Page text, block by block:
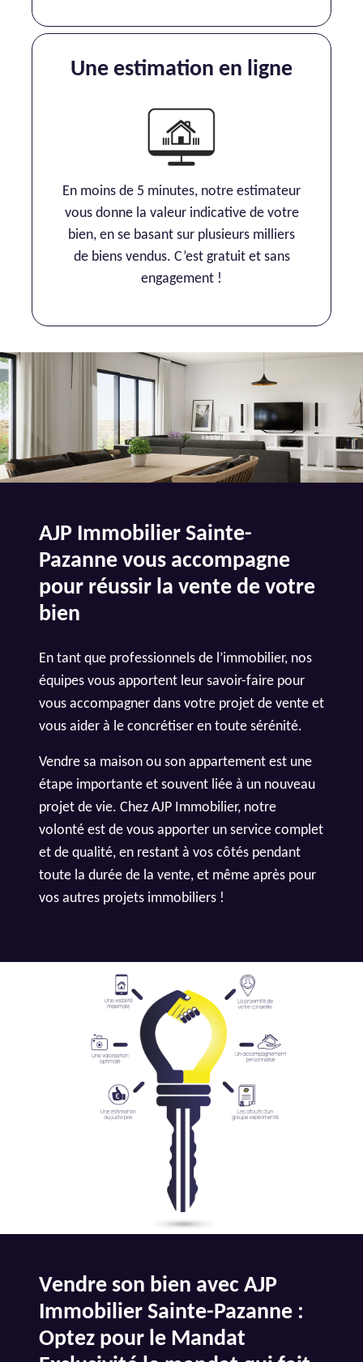
Une estimation en ligne
En moins de 5 minutes, notre estimateur
vous donne la valeur indicative de votre
bien, en se basant sur plusieurs milliers
de biens vendus. C’est gratuit et sans
engagement !
AJP Immobilier Sainte-
Pazanne vous accompagne
pour réussir la vente de votre
bien
En tant que professionnels de l’immobilier, nos
équipes vous apportent leur savoir-faire pour
vous accompagner dans votre projet de vente et
vous aider à le concrétiser en toute sérénité.
Vendre sa maison ou son appartement est une
étape importante et souvent liée à un nouveau
projet de vie. Chez AJP Immobilier, notre
volonté est de vous apporter un service complet
et de qualité, en restant à vos côtés pendant
toute la durée de la vente, et même après pour
vos autres projets immobiliers !
Vendre son bien avec AJP
Immobilier Sainte-Pazanne :
Optez pour le Mandat